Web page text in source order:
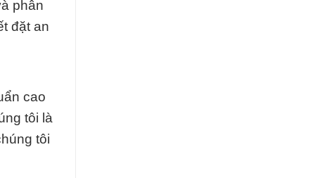
phân
đặt an
cao
tôi là
tôi